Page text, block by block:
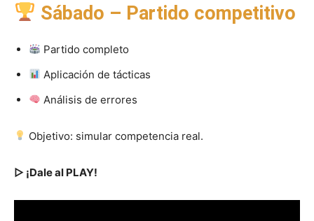
Sábado – Partido competitivo
Partido completo
Aplicación de tácticas
Análisis de errores
Objetivo: simular competencia real.
▷ ¡Dale al PLAY!